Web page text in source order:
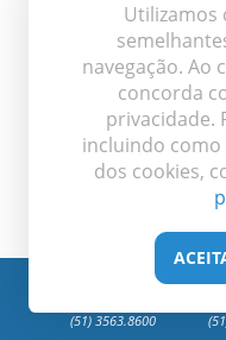
(51) 3563.8600
Utilizamos
navegação. Ao
concorda
privacidade.
incluindo
dos cookies,